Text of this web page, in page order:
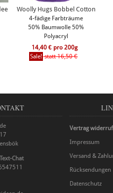
Woolly Hugs Bobbel Cotton
4-fädige Farbträume
50% Baumwolle 50%
Polyacryl
14,40 € pro 200g
Sale!statt 16,50 €
Chat
Vertrag
Impressum
Versand &
Rücksendungen
Datenschutz